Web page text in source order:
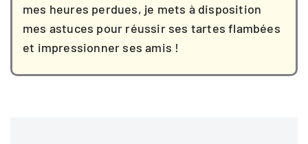
mes heures perdues, je mets à disposition
mes astuces pour réussir ses tartes flambées
et impressionner ses amis !